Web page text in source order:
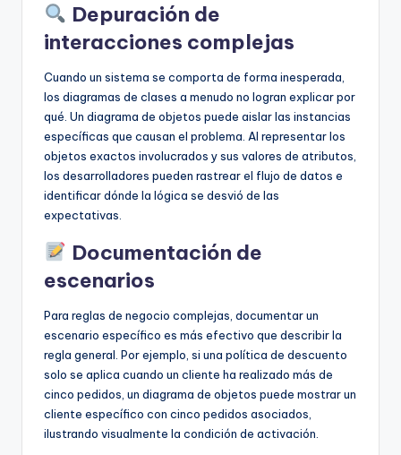
Depuración de
interacciones complejas
Cuando un sistema se comporta de forma inesperada,
los diagramas de clases a menudo no logran explicar por
qué. Un diagrama de objetos puede aislar las instancias
específicas que causan el problema. Al representar los
objetos exactos involucrados y sus valores de atributos,
los desarrolladores pueden rastrear el flujo de datos e
identificar dónde la lógica se desvió de las
expectativas.
Documentación de
escenarios
Para reglas de negocio complejas, documentar un
escenario específico es más efectivo que describir la
regla general. Por ejemplo, si una política de descuento
solo se aplica cuando un cliente ha realizado más de
cinco pedidos, un diagrama de objetos puede mostrar un
cliente específico con cinco pedidos asociados,
ilustrando visualmente la condición de activación.